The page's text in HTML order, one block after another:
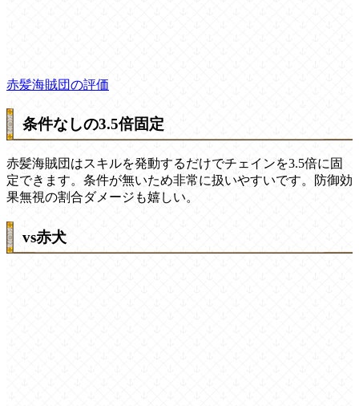
赤髪海賊団の評価
条件なしの3.5倍固定
赤髪海賊団はスキルを発動するだけでチェインを3.5倍に固
定できます。条件が無いため非常に扱いやすいです。防御効
果無視の割合ダメージも嬉しい。
vs赤犬